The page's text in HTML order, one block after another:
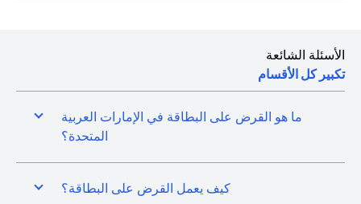
الأسئلة الشائعة
تكبير كل الأقسام
ما هو القرض على البطاقة في الإمارات العربية
المتحدة؟
كيف يعمل القرض على البطاقة؟